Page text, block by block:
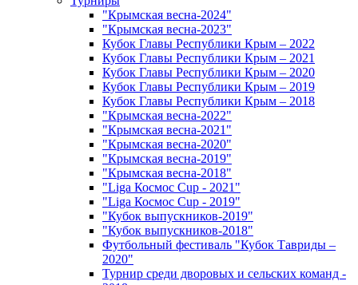
"Крымская весна-2024"
"Крымская весна-2023"
Кубок Главы Республики Крым – 2022
Кубок Главы Республики Крым – 2021
Кубок Главы Республики Крым – 2020
Кубок Главы Республики Крым – 2019
Кубок Главы Республики Крым – 2018
"Крымская весна-2022"
"Крымская весна-2021"
"Крымская весна-2020"
"Крымская весна-2019"
"Крымская весна-2018"
"Liga Космос Cup - 2021"
"Liga Космос Cup - 2019"
"Кубок выпускников-2019"
"Кубок выпускников-2018"
Футбольный фестиваль "Кубок Тавриды –
2020"
Турнир среди дворовых и сельских команд -